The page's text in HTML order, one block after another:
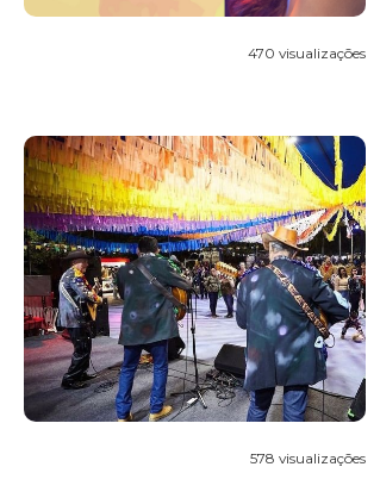
470 visualizações
578 visualizações